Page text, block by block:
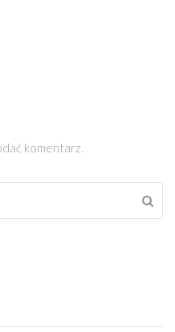
komentarz.